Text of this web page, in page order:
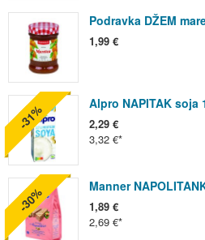
Podravka DŽEM
1,99 €
Alpro NAPITAK soja
2,29 €
3,32 €
-31%
Manner
1,89 €
2,69 €
-30%